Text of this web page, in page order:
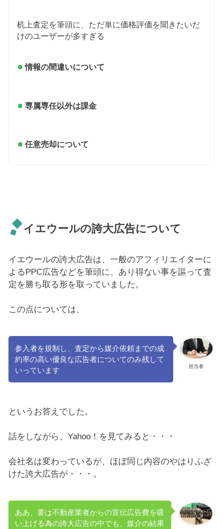
机上査定を筆頭に、ただ単に価格評価を聞きたいだ
けのユーザーが多すぎる
情報の間違いについて
専属専任以外は課金
任意売却について
イエウールの誇大広告について
イエウールの誇大広告は、一般のアフィリエイターに
よるPPC広告などを筆頭に、あり得ない事を謳って査
定を勝ち取る形を取っていました。
この点については、
担当者
参入者を規制し、査定から媒介依頼までの成
約率の高い優良な広告者についてのみ残して
いっています
というお答えでした。
話をしながら、Yahoo！を見てみると・・・
会社名は変わっているが、ほぼ同じ内容のやはりふざ
けた誇大広告が・・・。
ああ、要は不動産業者からの宣伝広告費を吸
い上げる為の誇大広告の中でも、媒介の結果